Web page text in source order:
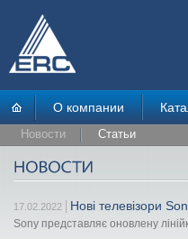
О компании
Новости Статьи
17.02.2022 Нові телевізори
Sony представляє оновлену